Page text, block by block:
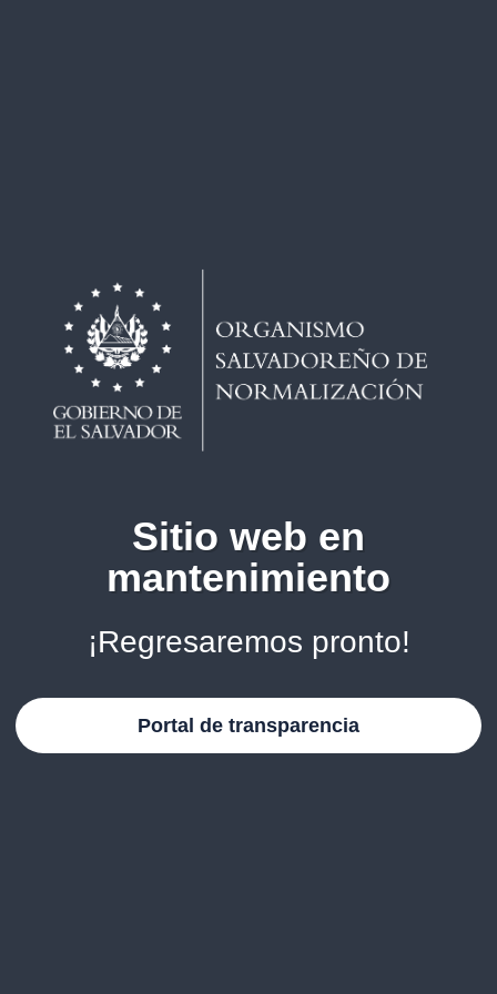
Sitio web en
mantenimiento
¡Regresaremos pronto!
Portal de transparencia